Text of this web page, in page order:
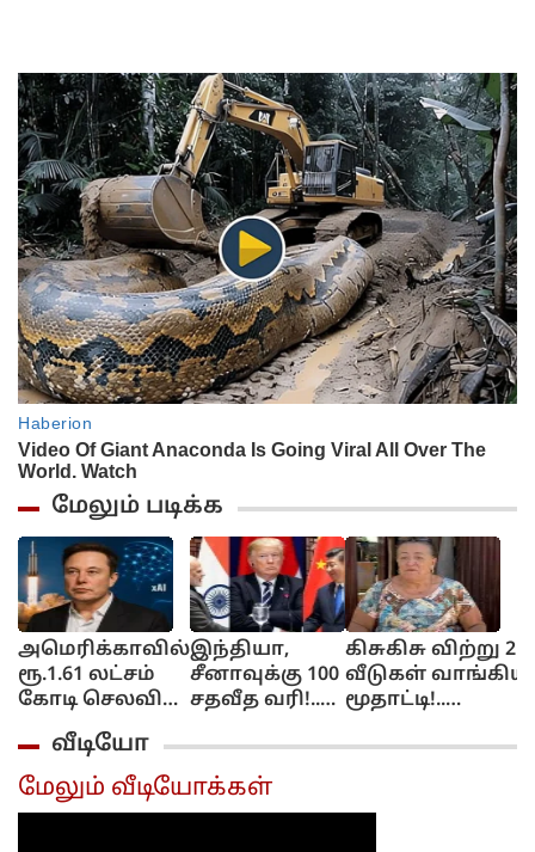
மேலும் படிக்க
அமெரிக்காவில்
ரூ.1.61 லட்சம்
கோடி செலவில்
AI சிப் ஆலை!..
எலன் மஸ்க்
பிளான் என்ன?..
இந்தியா,
சீனாவுக்கு 100
சதவீத வரி!..
செனட்டில்
நிறைவேறிய
மசோதா!..
கிசுகிசு விற்று 2
வீடுகள் வாங்கிய
மூதாட்டி!..
ஒரு அமௌண்ட்!..
வீடியோ
மேலும் வீடியோக்கள்